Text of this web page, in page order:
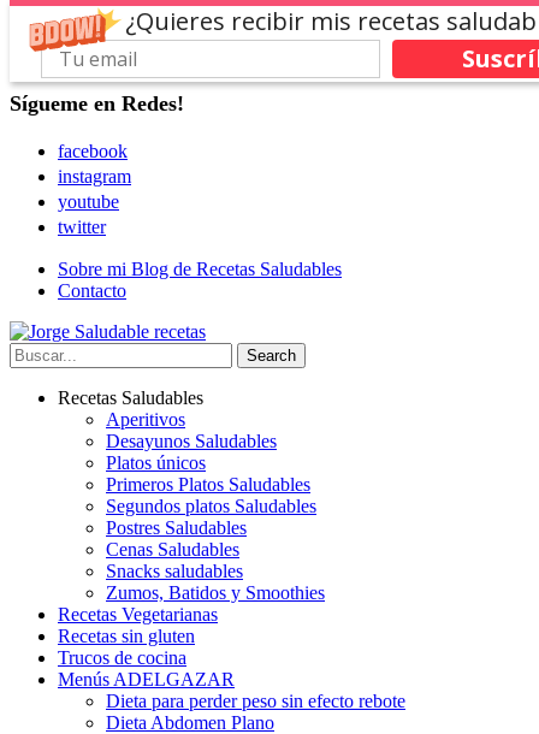
¿Quieres recibir mis recetas
Sígueme en Redes!
facebook
instagram
youtube
twitter
Sobre mi Blog de Recetas Saludables
Contacto
Recetas Saludables
Aperitivos
Desayunos Saludables
Platos únicos
Primeros Platos Saludables
Segundos platos Saludables
Postres Saludables
Cenas Saludables
Snacks saludables
Zumos, Batidos y Smoothies
Recetas Vegetarianas
Recetas sin gluten
Trucos de cocina
Menús ADELGAZAR
Dieta para perder peso sin efecto rebote
Dieta Abdomen Plano